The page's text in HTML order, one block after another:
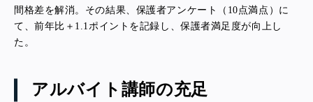
間格差を解消。その結果、保護者アンケート（10点満点）に
て、前年比＋1.1ポイントを記録し、保護者満足度が向上し
た。
アルバイト講師の充足